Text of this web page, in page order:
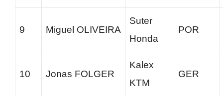
9 Miguel OLIVEIRA
Suter
Honda
POR
10 Jonas FOLGER
Kalex
KTM
GER